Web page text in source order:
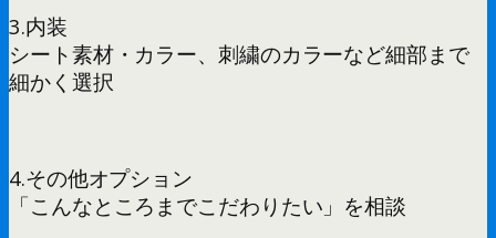
3.内装
シート素材・カラー、刺繍のカラーなど細部まで
細かく選択
4.その他オプション
「こんなところまでこだわりたい」を相談